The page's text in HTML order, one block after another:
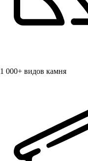
1 000+ видов камня